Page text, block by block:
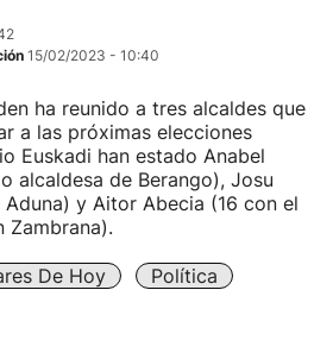
15/02/2023 - 10:40
ha reunido a tres alcaldes que
a las próximas elecciones
Euskadi han estado Anabel
alcaldesa de Berango), Josu
y Aitor Abecia (16 con el
Zambrana).
De Hoy Política